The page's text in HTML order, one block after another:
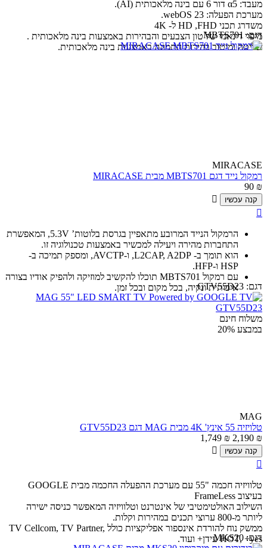
מעבד: α5 דור 6 עם בינה מלאכותית (AI).
מערכת הפעלה: webOS 23.
משדרג תכני HD ,FHD ל- 4K
מיפוי דינאמי של טון הצבעים והבהירות באמצעות בינה מלאכותית .
שליטה ומיטוב בהירות התמונה באמצעות בינה מלאכותית.
דגם: MBTS701
MIRACASE
רמקול נייד דגם MBTS701 מבית MIRACASE
90 ₪
קנה עכשיו


הרמקול הנייד המרובע מתאפיין בגרסת בלוטות’ 5.3V, המאפשרת
התחברות מהירה ויעילה למכשיר באמצעות טכנולוגיה זו.
הוא תומך ב- L2CAP, A2DP, ו-AVCTP, ומספק תמיכה ב-
HSP ו-HFP.
עם רמקול MBTS701 תוכלו להקשיב למוזיקה ולהפיק אודיו בצורה
איכותית ונקיה, בכל מקום ובכל זמן.
דגם: GTV55D23
משלוח חינם
במבצע 20%
MAG
טלויזיה 55 אינץ' 4K מבית MAG דגם GTV55D23
2,190 ₪
1,749 ₪
קנה עכשיו


טלוויזיה חכמה "55 עם מערכת ההפעלה החכמה מבית GOOGLE
בעיצוב FrameLess
השילוב האולטימטיבי של אינטרנט וטלוויזיה המאפשר כניסה ישירה
ליותר מ-800 ערוצי תכנים במהירות וקלות.
ממשק נוח להורדת אינספור אפליקציות כולל TV Cellcom, TV Partner,
HOT, +yes עידן+ ועוד.
דגם: MKS20